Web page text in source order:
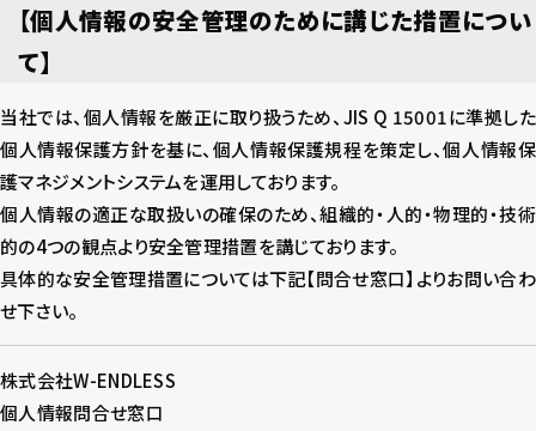
【個人情報の安全管理のために講じた措置につい
て】
当社では、個人情報を厳正に取り扱うため、JIS Q 15001に準拠した
個人情報保護方針を基に、個人情報保護規程を策定し、個人情報保
護マネジメントシステムを運用しております。
個人情報の適正な取扱いの確保のため、組織的・人的・物理的・技術
的の4つの観点より安全管理措置を講じております。
具体的な安全管理措置については下記【問合せ窓口】よりお問い合わ
せ下さい。
株式会社W-ENDLESS
個人情報問合せ窓口